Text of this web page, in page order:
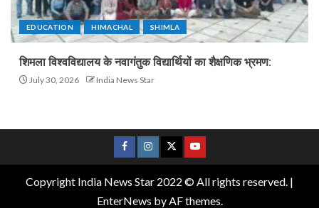
EDUCATION HIMACHAL SHIMLA
शिमला विश्वविद्यालय के नवागंतुक विद्यार्थियों का शैक्षणिक भ्रमण:
July 30, 2026 India News Star
Copyright India News Star 2022 © All rights reserved. |
EnterNews by AF themes.